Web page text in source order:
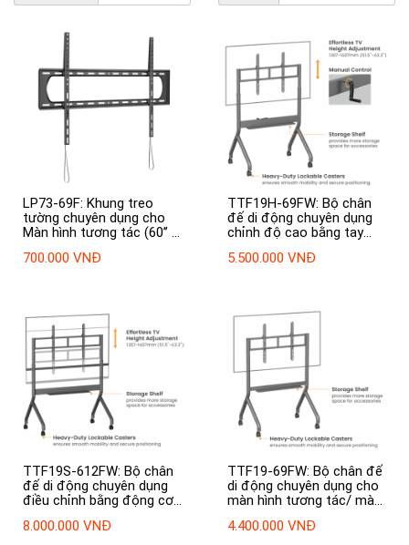
LP73-69F: Khung treo
tường chuyên dụng cho
Màn hình tương tác (60’’ ~
700.000 VNĐ
TTF19H-69FW: Bộ chân
đế di động chuyên dụng
chỉnh độ cao bằng tay
tác/màn hình hiển thị/ TV
5.500.000 VNĐ
TTF19S-612FW: Bộ chân
đế di động chuyên dụng
điều chỉnh bằng động cơ
tác / màn hình hiển thị/
8.000.000 VNĐ
TTF19-69FW: Bộ chân đế
di động chuyên dụng cho
màn hình tương tác/ màn
được trọng lượng lên đến
4.400.000 VNĐ